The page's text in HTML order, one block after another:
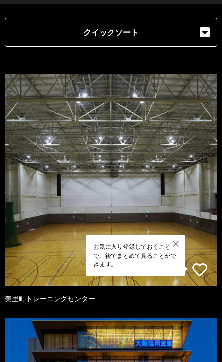
クイックソート
お気に入り登録しておくこと
で、後でまとめて見ることがで
きます。
美里町トレーニングセンター